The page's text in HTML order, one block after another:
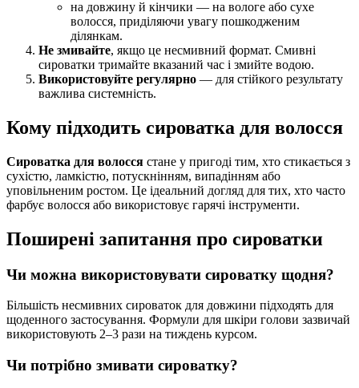
на довжину й кінчики — на вологе або сухе
волосся, приділяючи увагу пошкодженим
ділянкам.
Не змивайте, якщо це несмивний формат. Смивні
сироватки тримайте вказаний час і змийте водою.
Використовуйте регулярно — для стійкого результату
важлива системність.
Кому підходить сироватка для волосся
Сироватка для волосся стане у пригоді тим, хто стикається з
сухістю, ламкістю, потускнінням, випадінням або
уповільненим ростом. Це ідеальний догляд для тих, хто часто
фарбує волосся або використовує гарячі інструменти.
Поширені запитання про сироватки
Чи можна використовувати сироватку щодня?
Більшість несмивних сироваток для довжини підходять для
щоденного застосування. Формули для шкіри голови зазвичай
використовують 2–3 рази на тиждень курсом.
Чи потрібно змивати сироватку?